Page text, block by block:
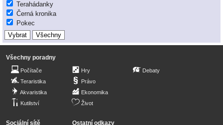
Terahádanky
Černá kronika
Pokec
Všechny poradny
Počítače
Teraristika
Akvaristika
Kutilství
Hry
Právo
Ekonomika
Život
Debaty
Sociální sítě Ostatní odkazy